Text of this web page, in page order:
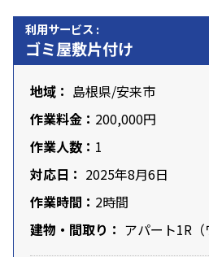
利用サービス :
ゴミ屋敷片付け
地域： 島根県/安来市
作業料金： 200,000円
作業人数： 1
対応日： 2025年8月6日
作業時間： 2時間
建物・間取り： アパート1R（